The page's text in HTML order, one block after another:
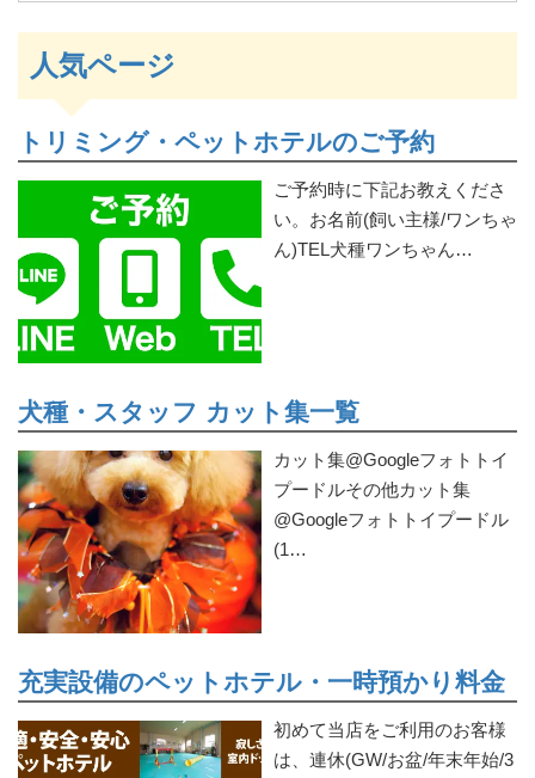
人気ページ
トリミング・ペットホテルのご予約
ご予約時に下記お教えくださ
い。お名前(飼い主様/ワンちゃ
ん)TEL犬種ワンちゃん…
犬種・スタッフ カット集一覧
カット集@Googleフォトトイ
プードルその他カット集
@Googleフォトトイプードル
(1…
充実設備のペットホテル・一時預かり料金
初めて当店をご利用のお客様
は、連休(GW/お盆/年末年始/3